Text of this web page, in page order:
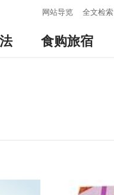
网站导览 全文检索
食购旅宿